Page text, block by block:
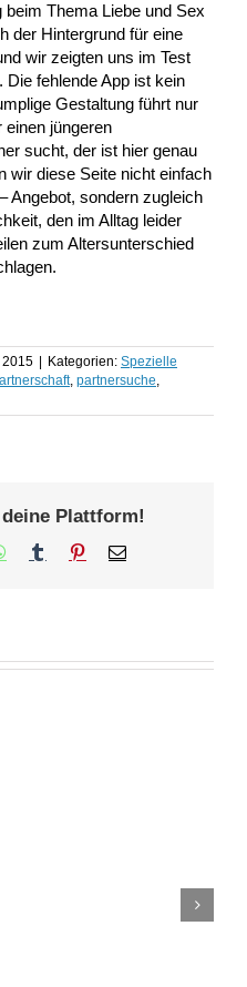
Thema Liebe und Sex
der Hintergrund für eine
wir zeigten uns im Test
Die fehlende App ist kein
Gestaltung führt nur
einen jüngeren
sucht, der ist hier genau
wir diese Seite nicht einfach
Angebot, sondern zugleich
den im Alltag leider
zum Altersunterschied
2015 Kategorien: Spezielle
, partnersuche,
Plattform!
WhatsApp
Tumblr Pinterest
E-